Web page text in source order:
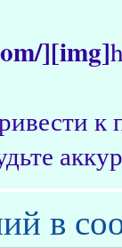
][img]
в